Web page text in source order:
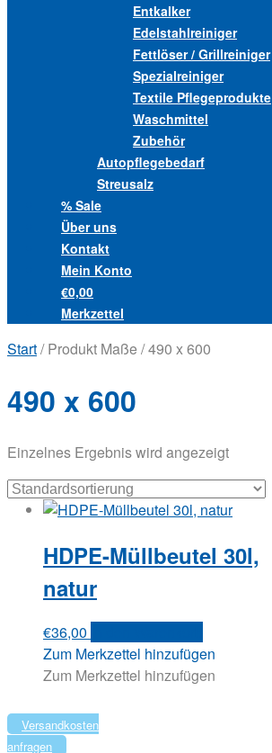
Entkalker
Edelstahlreiniger
Fettlöser / Grillreiniger
Spezialreiniger
Textile Pflegeprodukte
Waschmittel
Zubehör
Autopflegebedarf
Streusalz
% Sale
Über uns
Kontakt
Mein Konto
€0,00
Merkzettel
Start/ Produkt Maße / 490 x 600
490 x 600
Einzelnes Ergebnis wird angezeigt
HDPE-Müllbeutel 30l,
natur
€36,00
Zum Merkzettel hinzufügen
Zum Merkzettel hinzufügen
Versandkosten
anfragen